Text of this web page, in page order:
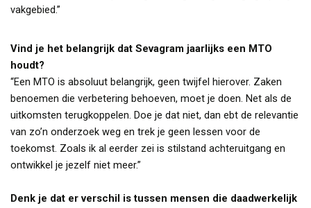
vakgebied.”
Vind je het belangrijk dat Sevagram jaarlijks een MTO
houdt?
“Een MTO is absoluut belangrijk, geen twijfel hierover. Zaken
benoemen die verbetering behoeven, moet je doen. Net als de
uitkomsten terugkoppelen. Doe je dat niet, dan ebt de relevantie
van zo’n onderzoek weg en trek je geen lessen voor de
toekomst. Zoals ik al eerder zei is stilstand achteruitgang en
ontwikkel je jezelf niet meer.”
Denk je dat er verschil is tussen mensen die daadwerkelijk